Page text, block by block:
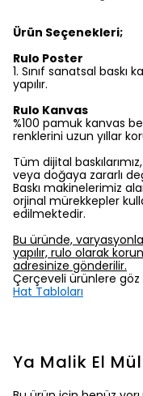
Ürün Seçenekleri;
Rulo Poster
1.⁠ ⁠Sınıf sanatsal baskı
yapılır.
Rulo Kanvas
%100 pamuk kanvas
renklerini uzun yıllar
Tüm dijital
veya doğaya zararlı
Baskı makinelerimiz
orjinal mürekkepler
edilmektedir.
Bu üründe,
yapılır, rulo olarak
adresinize gönderilir.
Çerçeveli ürünlere göz
Hat Tabloları
Ya Malik El